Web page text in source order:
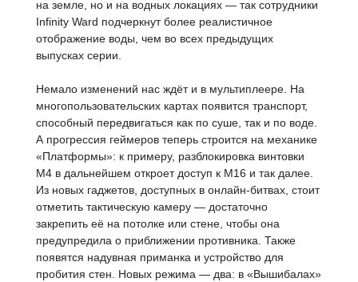
на земле, но и на водных локациях — так сотрудники
Infinity Ward подчеркнут более реалистичное
отображение воды, чем во всех предыдущих
выпусках серии.
Немало изменений нас ждёт и в мультиплеере. На
многопользовательских картах появится транспорт,
способный передвигаться как по суше, так и по воде.
А прогрессия геймеров теперь строится на механике
«Платформы»: к примеру, разблокировка винтовки
M4 в дальнейшем откроет доступ к M16 и так далее.
Из новых гаджетов, доступных в онлайн-битвах, стоит
отметить тактическую камеру — достаточно
закрепить её на потолке или стене, чтобы она
предупредила о приближении противника. Также
появятся надувная приманка и устройство для
пробития стен. Новых режима — два: в «Вышибалах»